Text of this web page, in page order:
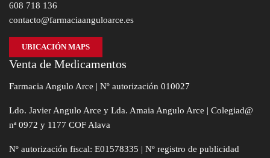
608 718 136
contacto@farmaciaanguloarce.es
UBICACIÓN MAPS
Venta de Medicamentos
Farmacia Angulo Arce | Nº autorización 010027
Ldo. Javier Angulo Arce y Lda. Amaia Angulo Arce | Colegiad@
nª 0972 y 1177 COF Alava
Nº autorización fiscal: E01578335 | Nº registro de publicidad